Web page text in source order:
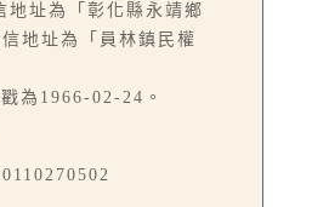
地址為「彰化縣永靖鄉
地址為「員林鎮民權
為1966-02-24。